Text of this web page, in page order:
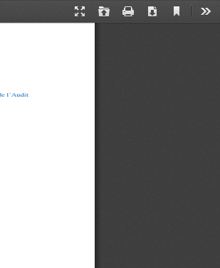
Presentation
Open Print Download
Current